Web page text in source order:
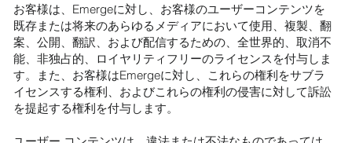
お客様は、Emergeに対し、お客様のユーザーコンテンツを
既存または将来のあらゆるメディアにおいて使用、複製、翻
案、公開、翻訳、および配信するための、全世界的、取消不
能、非独占的、ロイヤリティフリーのライセンスを付与しま
す。また、お客様はEmergeに対し、これらの権利をサブラ
イセンスする権利、およびこれらの権利の侵害に対して訴訟
を提起する権利を付与します。